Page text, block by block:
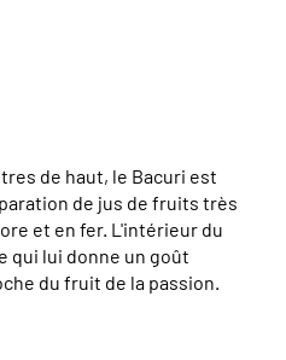
de haut, le Bacuri est
de jus de fruits très
et en fer. L'intérieur du
qui lui donne un goût
du fruit de la passion.